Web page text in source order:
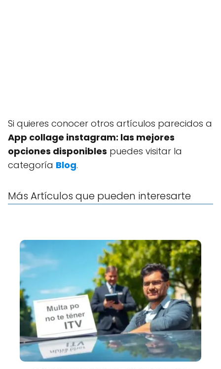
Si quieres conocer otros artículos parecidos a
App collage instagram: las mejores
opciones disponibles puedes visitar la
categoría Blog.
Más Artículos que pueden interesarte